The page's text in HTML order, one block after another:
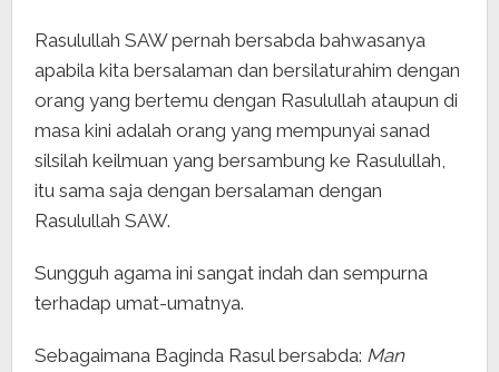
Rasulullah SAW pernah bersabda bahwasanya
apabila kita bersalaman dan bersilaturahim dengan
orang yang bertemu dengan Rasulullah ataupun di
masa kini adalah orang yang mempunyai sanad
silsilah keilmuan yang bersambung ke Rasulullah,
itu sama saja dengan bersalaman dengan
Rasulullah SAW.
Sungguh agama ini sangat indah dan sempurna
terhadap umat-umatnya.
Sebagaimana Baginda Rasul bersabda: Man